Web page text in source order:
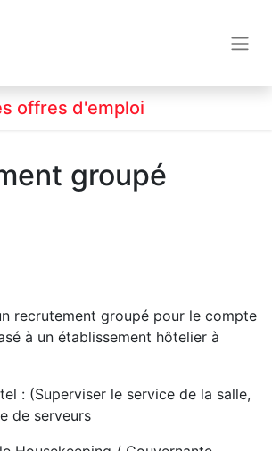
offres d'emploi
groupé
recrutement groupé pour le compte
à un établissement hôtelier à
: (Superviser le service de la salle,
de serveurs